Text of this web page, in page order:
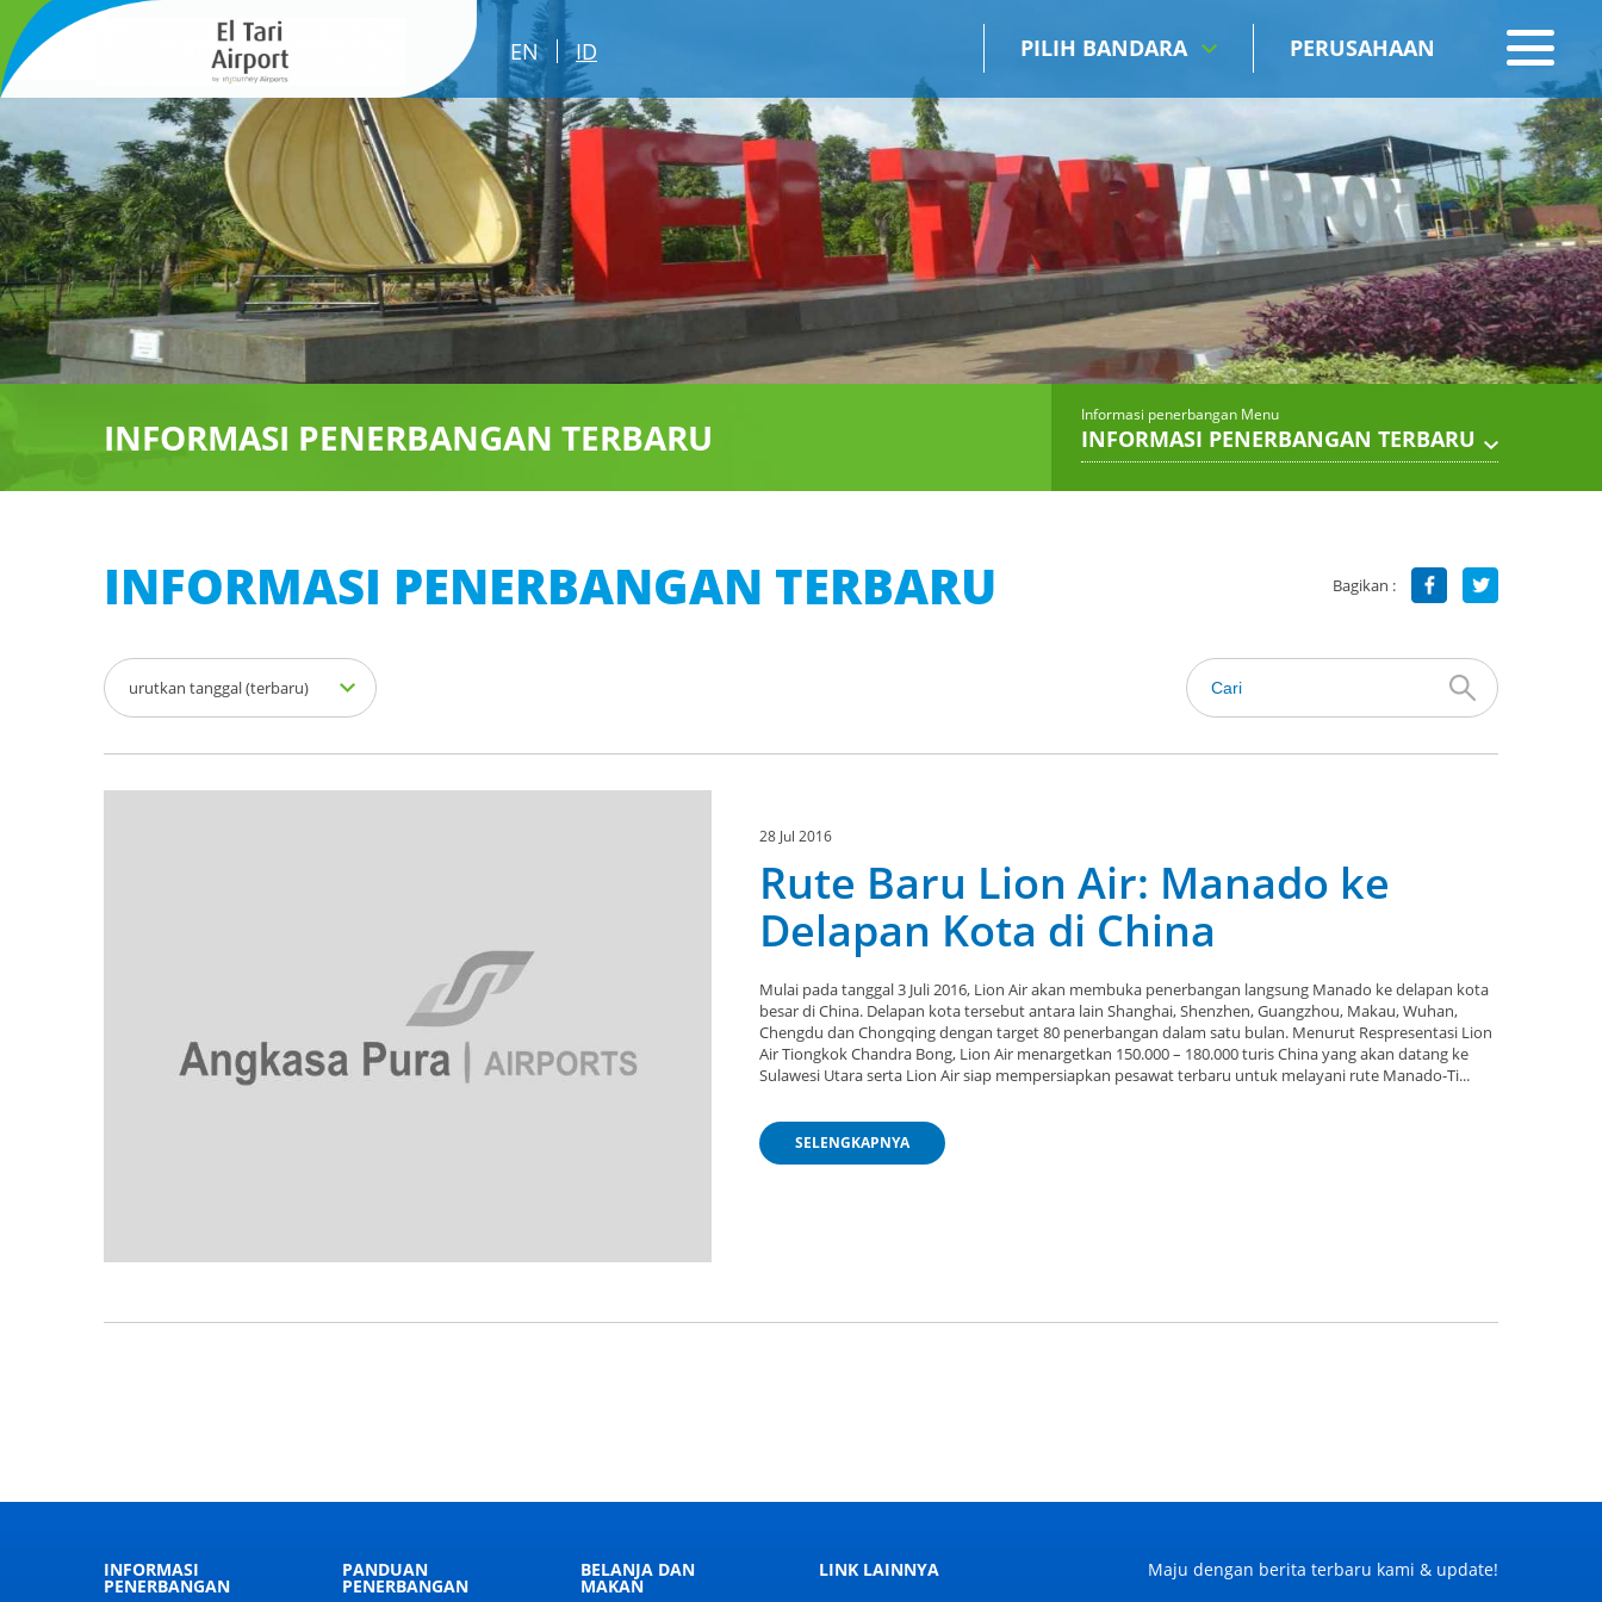
EN ID PILIH BANDARA PERUSAHAAN
INFORMASI PENERBANGAN TERBARU
Informasi penerbangan Menu
INFORMASI PENERBANGAN TERBARU
INFORMASI PENERBANGAN TERBARU Bagikan :
urutkan tanggal (terbaru)
28 Jul 2016
Rute Baru Lion Air: Manado ke
Delapan Kota di China
Mulai pada tanggal 3 Juli 2016, Lion Air akan membuka penerbangan langsung Manado ke delapan kota
besar di China. Delapan kota tersebut antara lain Shanghai, Shenzhen, Guangzhou, Makau, Wuhan,
Chengdu dan Chongqing dengan target 80 penerbangan dalam satu bulan. Menurut Respresentasi Lion
Air Tiongkok Chandra Bong, Lion Air menargetkan 150.000 – 180.000 turis China yang akan datang ke
Sulawesi Utara serta Lion Air siap mempersiapkan pesawat terbaru untuk melayani rute Manado-Ti...
SELENGKAPNYA
INFORMASI
PENERBANGAN
PANDUAN
PENERBANGAN
BELANJA DAN
MAKAN
LINK LAINNYA Maju dengan berita terbaru kami & update!